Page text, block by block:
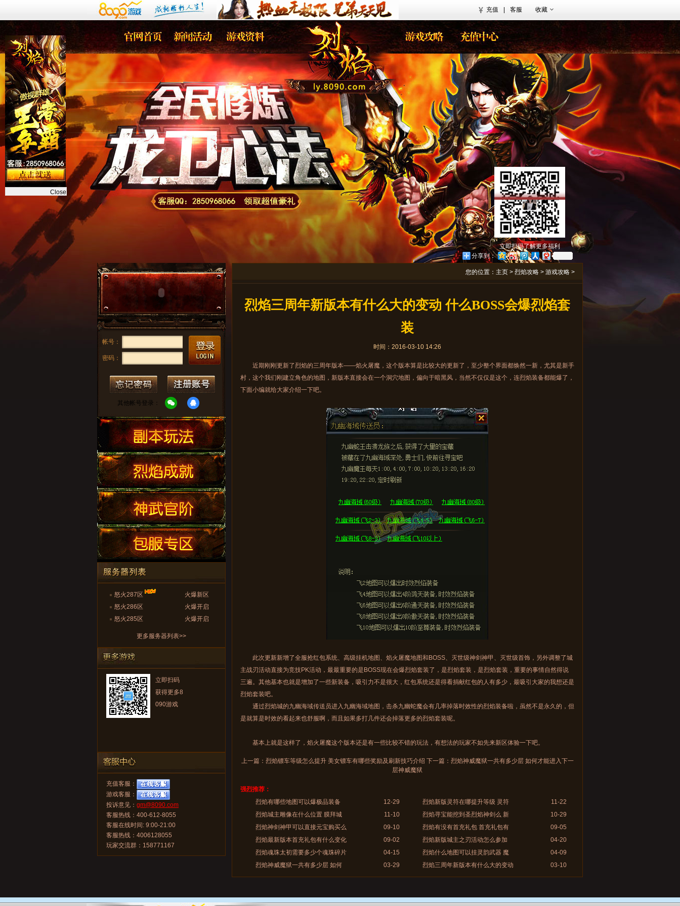
充值 客服 收藏
立即扫码了解更多福利
分享到：
帐号：
密码：
其他帐号登录：
火爆新区
怒火287区
火爆开启
怒火286区
火爆开启
怒火285区
更多服务器列表>>
立即扫码
获得更多8
090游戏
充值客服：
游戏客服：
投诉意见： gm@8090.com
客服热线：400-612-8055
客服在线时间: 9:00-21:00
客服热线：4006128055
玩家交流群：158771167
您的位置： 主页 > 烈焰攻略 > 游戏攻略 >
烈焰三周年新版本有什么大的变动 什么BOSS会爆烈焰套
装
时间：2016-03-10 14:26
近期刚刚更新了烈焰的三周年版本——焰火屠魔，这个版本算是比较大的更新了，至少整个界面都焕然一新，尤其是新手
村，这个我们刚建立角色的地图，新版本直接会在一个洞穴地图，偏向于暗黑风，当然不仅仅是这个，连烈焰装备都能爆了，
下面小编就给大家介绍一下吧。
此次更新新增了全服抢红包系统、高级挂机地图、焰火屠魔地图和BOSS、灭世级神剑神甲、灭世级首饰，另外调整了城
主战刃活动直接为竞技PK活动，最最重要的是BOSS现在会爆烈焰套装了，是烈焰套装，是烈焰套装，重要的事情自然得说
三遍。其他基本也就是增加了一些新装备，吸引力不是很大，红包系统还是得看捐献红包的人有多少，最吸引大家的我想还是
烈焰套装吧。
通过烈焰城的九幽海域传送员进入九幽海域地图，击杀九幽蛇魔会有几率掉落时效性的烈焰装备啦，虽然不是永久的，但
是就算是时效的看起来也舒服啊，而且如果多打几件还会掉落更多的烈焰套装呢。
基本上就是这样了，焰火屠魔这个版本还是有一些比较不错的玩法，有想法的玩家不如先来新区体验一下吧。
上一篇： 烈焰镖车等级怎么提升 美女镖车有哪些奖励及刷新技巧介绍 下一篇： 烈焰神威魔狱一共有多少层 如何才能进入下一
层神威魔狱
强烈推荐：
烈焰有哪些地图可以爆极品装备
12-29 烈焰新版灵符在哪提升等级 灵符
11-22
烈焰城主雕像在什么位置 膜拜城
11-10 烈焰寻宝能挖到圣烈焰神剑么 新
10-29
烈焰神剑神甲可以直接元宝购买么
09-10 烈焰有没有首充礼包 首充礼包有
09-05
烈焰最新版本首充礼包有什么变化
09-02 烈焰新版城主之刃活动怎么参加
04-20
烈焰魂珠太初需要多少个魂珠碎片
04-15 烈焰什么地图可以挂灵韵武器 魔
04-09
烈焰神威魔狱一共有多少层 如何
03-29 烈焰三周年新版本有什么大的变动 03-10
Close